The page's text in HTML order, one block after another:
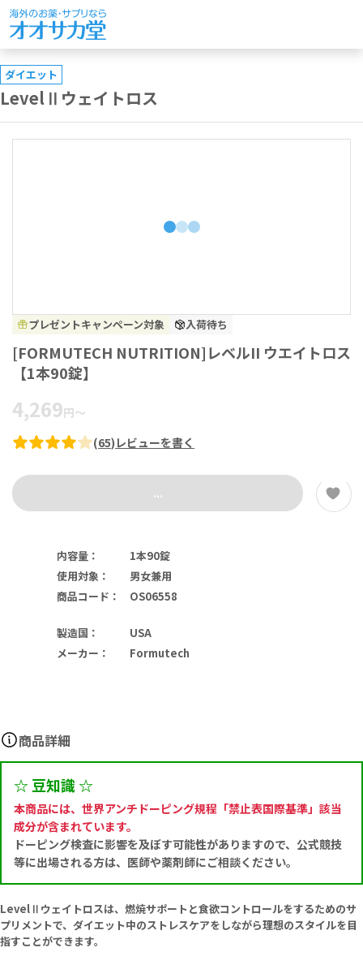
ダイエット
LevelⅡウェイトロス
プレゼントキャンペーン対象 入荷待ち
[FORMUTECH NUTRITION]レベルII ウエイトロス
【1本90錠】
4,269円～
(65) レビューを書く
...
内容量 ：
1本90錠
使用対象 ：
男女兼用
商品コード ： OS06558
製造国 ：
USA
メーカー ： Formutech
商品詳細
☆ 豆知識 ☆
本商品には、世界アンチドーピング規程「禁止表国際基準」該当
成分が含まれています。
ドーピング検査に影響を及ぼす可能性がありますので、公式競技
等に出場される方は、医師や薬剤師にご相談ください。
LevelⅡウェイトロスは、燃焼サポートと食欲コントロールをするためのサ
プリメントで、ダイエット中のストレスケアをしながら理想のスタイルを目
指すことができます。